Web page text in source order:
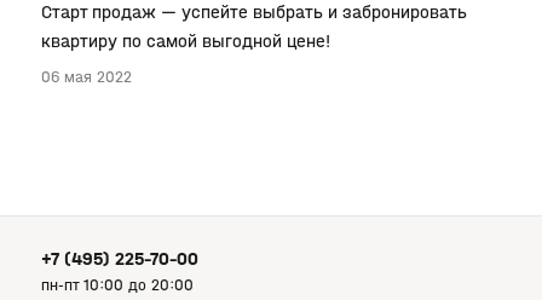
Старт продаж — успейте выбрать и забронировать
квартиру по самой выгодной цене!
06 мая 2022
+7 (495) 225-70-00
пн-пт 10:00 до 20:00